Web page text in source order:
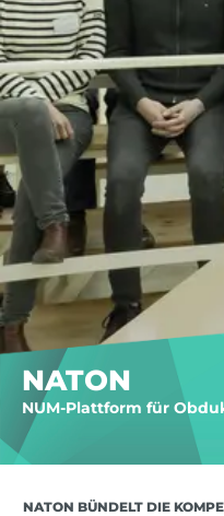
NATON
NUM-Plattform für
NATON BÜNDELT DIE